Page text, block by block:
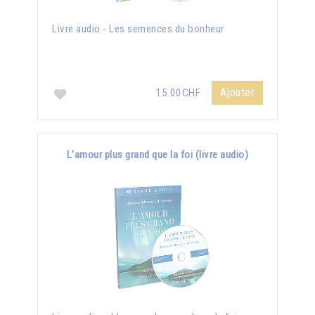
Livre audio - Les semences du bonheur
15.00CHF Ajouter
L’amour plus grand que la foi (livre audio)